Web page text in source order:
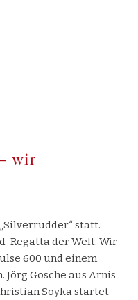
wir
statt.
Regatta der Welt. Wir
600 und einem
Jörg Gosche aus Arnis
Soyka startet